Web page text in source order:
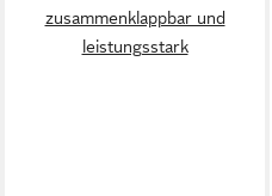
zusammenklappbar und
leistungsstark